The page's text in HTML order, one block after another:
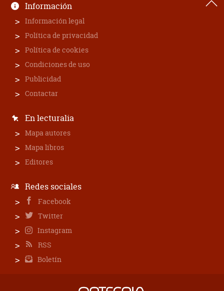
Información
Información legal
Política de privacidad
Política de cookies
Condiciones de uso
Publicidad
Contactar
En lecturalia
Mapa autores
Mapa libros
Editores
Redes sociales
Facebook
Twitter
Instagram
RSS
Boletín